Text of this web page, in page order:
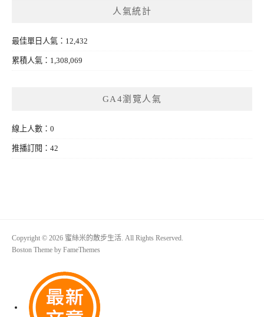
人氣統計
最佳單日人氣：12,432
累積人氣：1,308,069
GA4瀏覽人氣
線上人數：0
推播訂閱：42
Copyright © 2026 蜜絲米的散步生活. All Rights Reserved.
Boston Theme by FameThemes